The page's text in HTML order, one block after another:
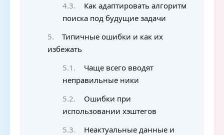
Как адаптировать алгоритм
поиска под будущие задачи
Типичные ошибки и как их
избежать
Чаще всего вводят
неправильные ники
Ошибки при
использовании хэштегов
Неактуальные данные и